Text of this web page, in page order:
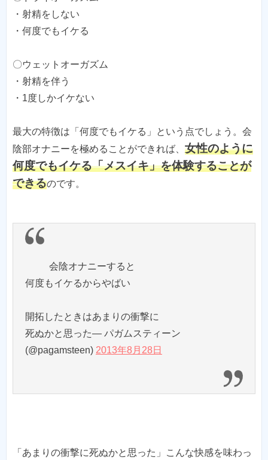
・射精をしない
・何度でもイケる
〇ウェットオーガズム
・射精を伴う
・1度しかイケない
最大の特徴は「何度でもイケる」という点でしょう。会
陰部オナニーを極めることができれば、 女性のように
何度でもイケる「メスイキ」を体験することが
できるのです。
会陰オナニーすると
何度もイケるからやばい
開拓したときはあまりの衝撃に
死ぬかと思った— パガムスティーン
(@pagamsteen) 2013年8月28日
「あまりの衝撃に死ぬかと思った」こんな快感を味わっ